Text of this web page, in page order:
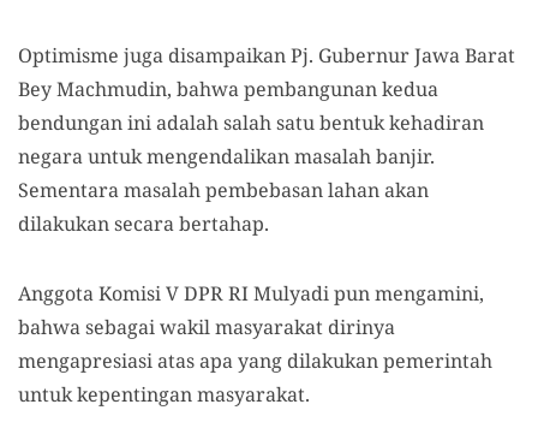
Optimisme juga disampaikan Pj. Gubernur Jawa Barat
Bey Machmudin, bahwa pembangunan kedua
bendungan ini adalah salah satu bentuk kehadiran
negara untuk mengendalikan masalah banjir.
Sementara masalah pembebasan lahan akan
dilakukan secara bertahap.
Anggota Komisi V DPR RI Mulyadi pun mengamini,
bahwa sebagai wakil masyarakat dirinya
mengapresiasi atas apa yang dilakukan pemerintah
untuk kepentingan masyarakat.